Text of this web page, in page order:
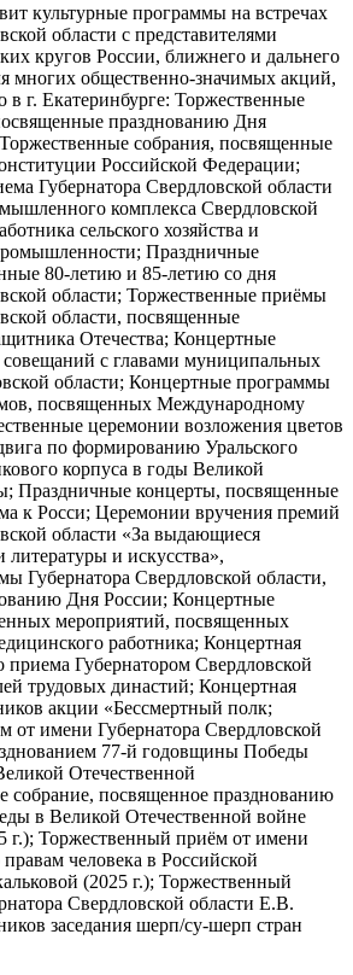
культурные программы на встречах
области с представителями
кругов России, ближнего и дальнего
многих общественно-значимых акций,
в г. Екатеринбурге: Торжественные
празднованию Дня
собрания, посвященные
Российской Федерации;
Губернатора Свердловской области
комплекса Свердловской
сельского хозяйства и
Праздничные
80-летию и 85-летию со дня
области; Торжественные приёмы
области, посвященные
Отечества; Концертные
с главами муниципальных
области; Концертные программы
посвященных Международному
церемонии возложения цветов
по формированию Уральского
корпуса в годы Великой
Праздничные концерты, посвященные
к Росси; Церемонии вручения премий
области «За выдающиеся
литературы и искусства»,
Губернатора Свердловской области,
Дня России; Концертные
мероприятий, посвященных
работника; Концертная
приема Губернатором Свердловской
трудовых династий; Концертная
акции «Бессмертный полк;
от имени Губернатора Свердловской
77-й годовщины Победы
Отечественной
собрание, посвященное празднованию
в Великой Отечественной войне
г.); Торжественный приём от имени
человека в Российской
(2025 г.); Торжественный
Свердловской области Е.В.
заседания шерп/су-шерп стран